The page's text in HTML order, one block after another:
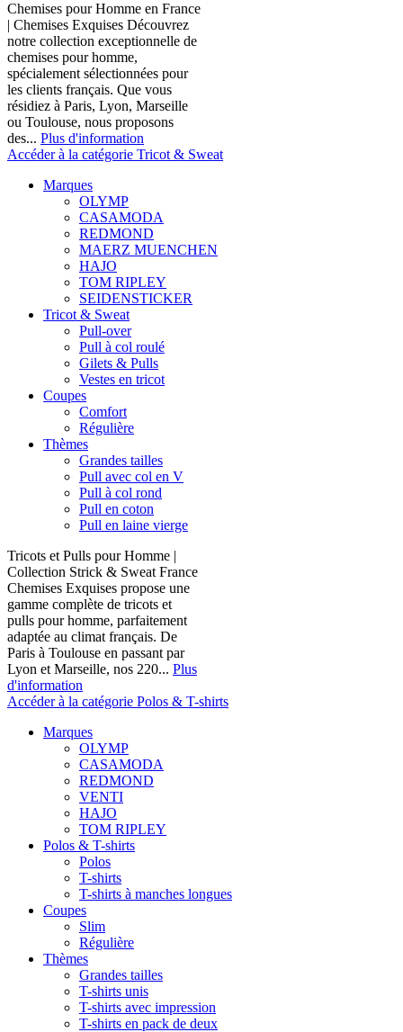
Chemises pour Homme en France
| Chemises Exquises Découvrez
notre collection exceptionnelle de
chemises pour homme,
spécialement sélectionnées pour
les clients français. Que vous
résidiez à Paris, Lyon, Marseille
ou Toulouse, nous proposons
des... Plus d'information
Accéder à la catégorie Tricot & Sweat
Marques
OLYMP
CASAMODA
REDMOND
MAERZ MUENCHEN
HAJO
TOM RIPLEY
SEIDENSTICKER
Tricot & Sweat
Pull-over
Pull à col roulé
Gilets & Pulls
Vestes en tricot
Coupes
Comfort
Régulière
Thèmes
Grandes tailles
Pull avec col en V
Pull à col rond
Pull en coton
Pull en laine vierge
Tricots et Pulls pour Homme |
Collection Strick & Sweat France
Chemises Exquises propose une
gamme complète de tricots et
pulls pour homme, parfaitement
adaptée au climat français. De
Paris à Toulouse en passant par
Lyon et Marseille, nos 220... Plus
d'information
Accéder à la catégorie Polos & T-shirts
Marques
OLYMP
CASAMODA
REDMOND
VENTI
HAJO
TOM RIPLEY
Polos & T-shirts
Polos
T-shirts
T-shirts à manches longues
Coupes
Slim
Régulière
Thèmes
Grandes tailles
T-shirts unis
T-shirts avec impression
T-shirts en pack de deux